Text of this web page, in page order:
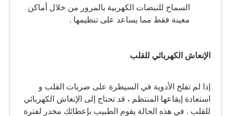
السماح للنبضات الكهربية بالمرور من خلال أماكن
معينة فقط مما يساعد على تنظيمها .
الإنعاش الكهربائي للقلب
إذا لم تفلح الأدوية في السيطرة على ضربات القلب و
استعادة إيقاعها المنتظم ، قد تحتاج إلى الإنعاش الكهربائي
للقلب . في هذه الحالة يقوم الطبيب بإعطائك مخدر لفترة